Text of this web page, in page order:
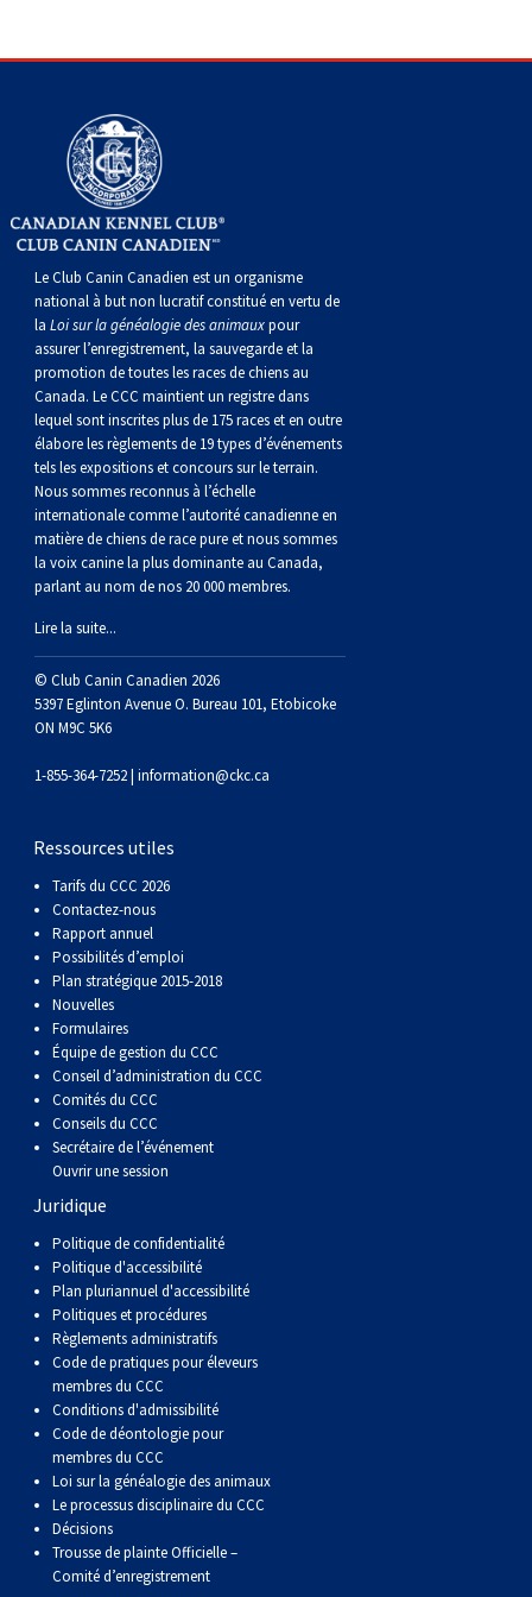
Pumi
Lapphund suédois
Shikoku
Whippet
Chien nu du Pérou (Perro Sin Pelo Del Peru)
Épagneul d’eau irlandais
Épagneul Sussex
Épagneul springer gallois
Spinone italiano
Vizsla à poil lisse
Vizsla à poil dur
Braque de Weimar
Terrier gallois
Terrier blanc du West Highland
Chien d’eau portugais
Rottweiler
Samoyède
Schnauzer (géant)
Schnauzer (standard)
Husky sibérien
Saint Bernard
Laika de lakoutie
Le Club Canin Canadien est un organisme
national à but non lucratif constitué en vertu de
la Loi sur la généalogie des animauxpour
assurer l’enregistrement, la sauvegarde et la
promotion de toutes les races de chiens au
Canada. Le CCC maintient un registre dans
lequel sont inscrites plus de 175 races et en outre
élabore les règlements de 19 types d’événements
tels les expositions et concours sur le terrain.
Nous sommes reconnus à l’échelle
internationale comme l’autorité canadienne en
matière de chiens de race pure et nous sommes
la voix canine la plus dominante au Canada,
parlant au nom de nos 20 000 membres.
Lire la suite...
© Club Canin Canadien 2026
5397 Eglinton Avenue O. Bureau 101, Etobicoke
ON M9C 5K6
1-855-364-7252 | information@ckc.ca
Ressources utiles
Tarifs du CCC 2026
Contactez-nous
Rapport annuel
Possibilités d’emploi
Plan stratégique 2015-2018
Nouvelles
Formulaires
Équipe de gestion du CCC
Conseil d’administration du CCC
Comités du CCC
Conseils du CCC
Secrétaire de l’événement
Ouvrir une session
Juridique
Politique de confidentialité
Politique d'accessibilité
Plan pluriannuel d'accessibilité
Politiques et procédures
Règlements administratifs
Code de pratiques pour éleveurs
membres du CCC
Conditions d'admissibilité
Code de déontologie pour
membres du CCC
Loi sur la généalogie des animaux
Le processus disciplinaire du CCC
Décisions
Trousse de plainte Officielle –
Comité d’enregistrement